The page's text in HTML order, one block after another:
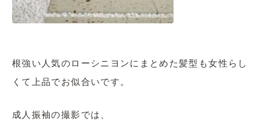
根強い人気のローシニヨンにまとめた髪型も女性らし
くて上品でお似合いです。
成人振袖の撮影では、